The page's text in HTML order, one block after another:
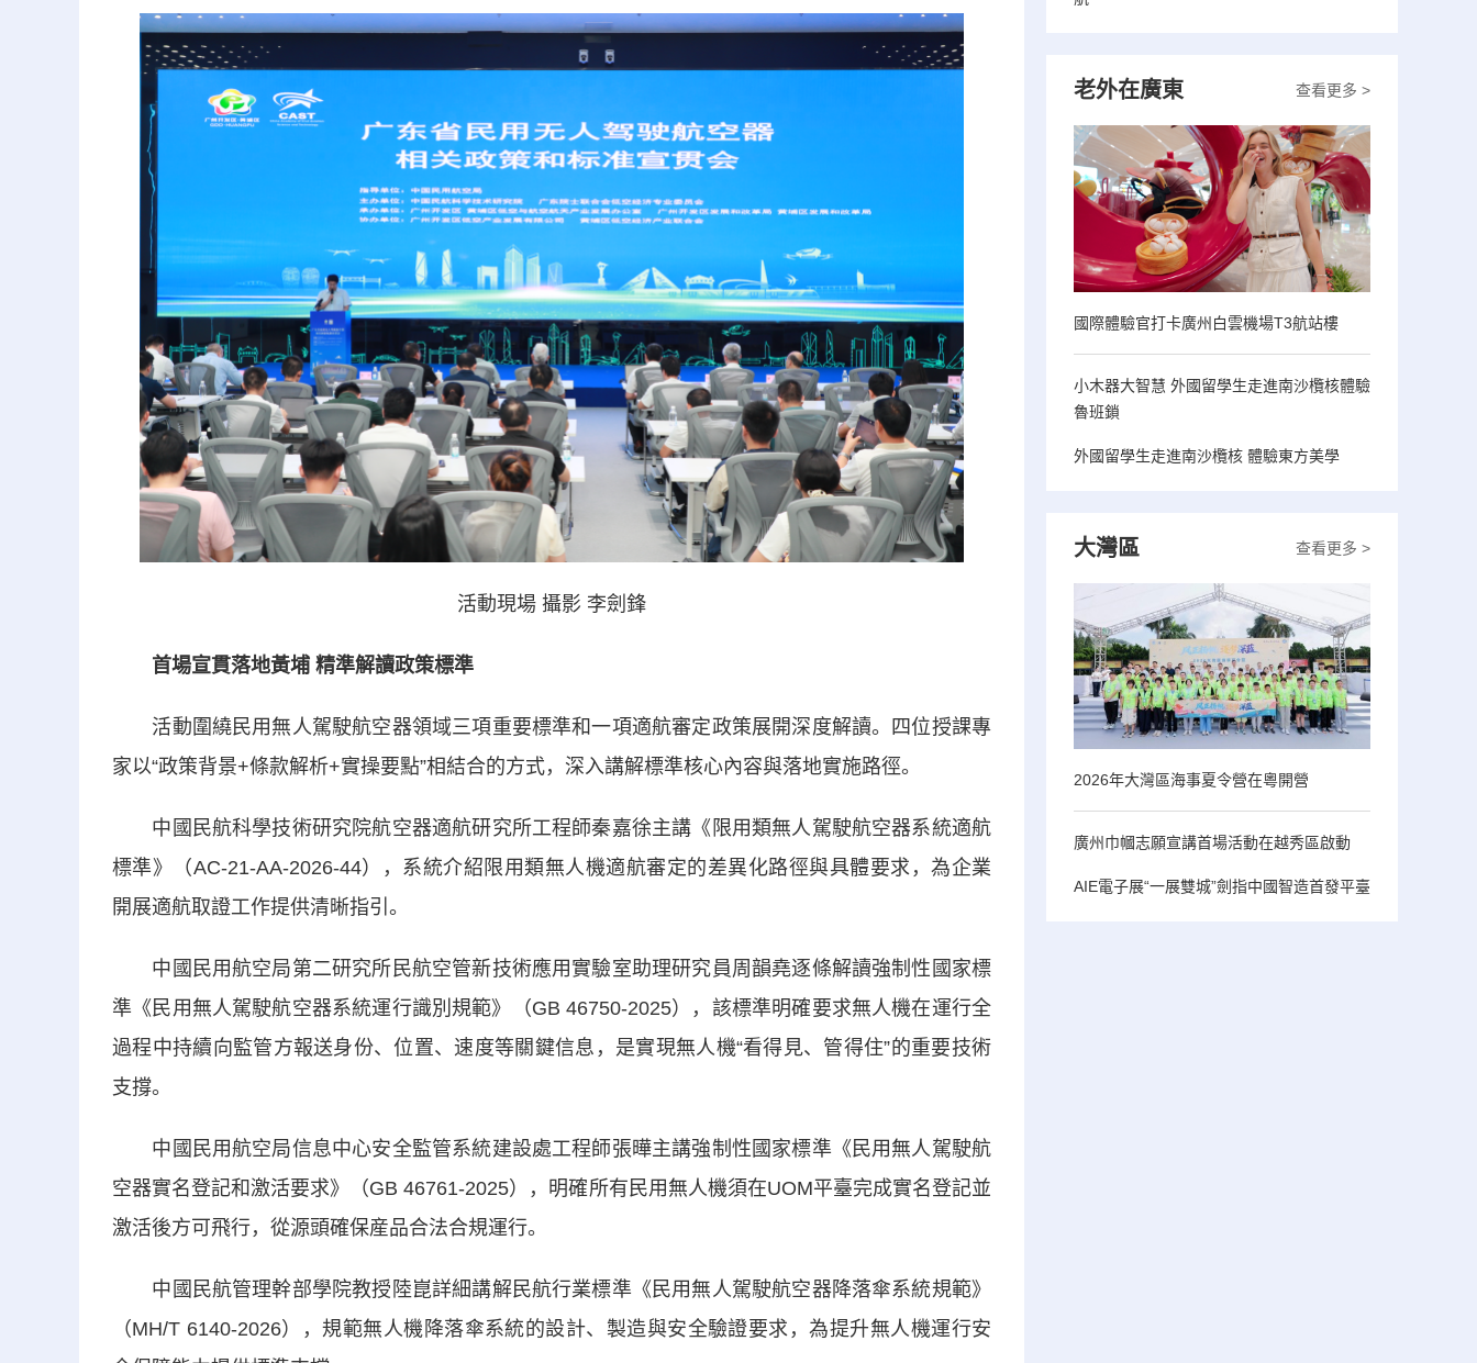
活動現場 攝影 李劍鋒
首場宣貫落地黃埔 精準解讀政策標準
活動圍繞民用無人駕駛航空器領域三項重要標準和一項適航審定政策展開深度解讀。四位授課專
家以“政策背景+條款解析+實操要點”相結合的方式，深入講解標準核心內容與落地實施路徑。
中國民航科學技術研究院航空器適航研究所工程師秦嘉徐主講《限用類無人駕駛航空器系統適航
標準》（AC-21-AA-2026-44），系統介紹限用類無人機適航審定的差異化路徑與具體要求，為企業
開展適航取證工作提供清晰指引。
中國民用航空局第二研究所民航空管新技術應用實驗室助理研究員周韻堯逐條解讀強制性國家標
準《民用無人駕駛航空器系統運行識別規範》（GB 46750-2025），該標準明確要求無人機在運行全
過程中持續向監管方報送身份、位置、速度等關鍵信息，是實現無人機“看得見、管得住”的重要技術
支撐。
中國民用航空局信息中心安全監管系統建設處工程師張曄主講強制性國家標準《民用無人駕駛航
空器實名登記和激活要求》（GB 46761-2025），明確所有民用無人機須在UOM平臺完成實名登記並
激活後方可飛行，從源頭確保産品合法合規運行。
中國民航管理幹部學院教授陸崑詳細講解民航行業標準《民用無人駕駛航空器降落傘系統規範》
（MH/T 6140-2026），規範無人機降落傘系統的設計、製造與安全驗證要求，為提升無人機運行安
查看更多 >
老外在廣東
國際體驗官打卡廣州白雲機場T3航站樓
小木器大智慧 外國留學生走進南沙欖核體驗
魯班鎖
外國留學生走進南沙欖核 體驗東方美學
查看更多 >
大灣區
2026年大灣區海事夏令營在粵開營
廣州巾幗志願宣講首場活動在越秀區啟動
AIE電子展“一展雙城”劍指中國智造首發平臺